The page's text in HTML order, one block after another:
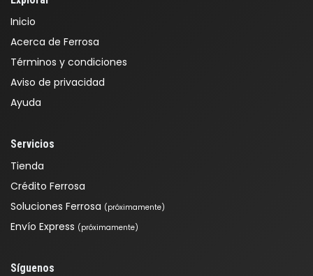
Inicio
Acerca de Ferrosa
Términos y condiciones
Aviso de privacidad
Ayuda
Servicios
Tienda
Crédito Ferrosa
Soluciones Ferrosa (próximamente)
Envío Express (próximamente)
Síguenos